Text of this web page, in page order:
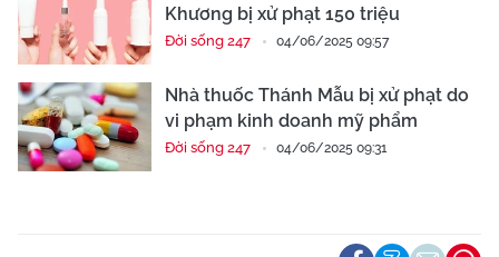
Khương bị xử phạt 150 triệu
Đời sống 247 04/06/2025 09:57
Nhà thuốc Thánh Mẫu bị xử phạt do
vi phạm kinh doanh mỹ phẩm
Đời sống 247 04/06/2025 09:31